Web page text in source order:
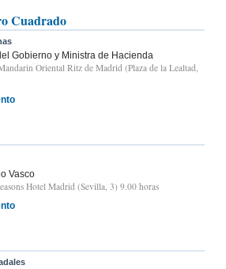
Cuadrado
Gobierno y Ministra de Hacienda
Oriental Ritz de Madrid (Plaza de la Lealtad,
Vasco
Hotel Madrid (Sevilla, 3) 9.00 horas